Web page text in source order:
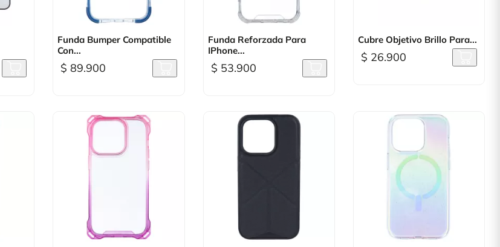
Vista rápida
Funda Bumper Compatible
Con...
$ 89.900
Vista rápida
Funda Reforzada Para
IPhone...
$ 53.900
Vista rápida
Cubre Objetivo Brillo Para...
$ 26.900